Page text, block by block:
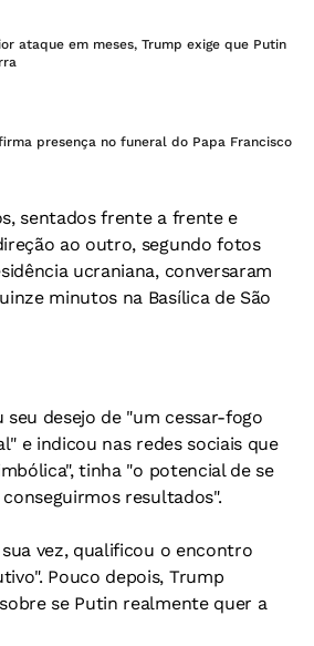
ataque em meses, Trump exige que Putin
presença no funeral do Papa Francisco
sentados frente a frente e
ao outro, segundo fotos
ucraniana, conversaram
minutos na Basílica de São
seu desejo de "um cessar-fogo
e indicou nas redes sociais que
tinha "o potencial de se
resultados".
sua vez, qualificou o encontro
Pouco depois, Trump
se Putin realmente quer a